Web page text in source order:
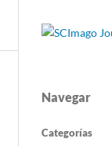
Navegar
Categorías